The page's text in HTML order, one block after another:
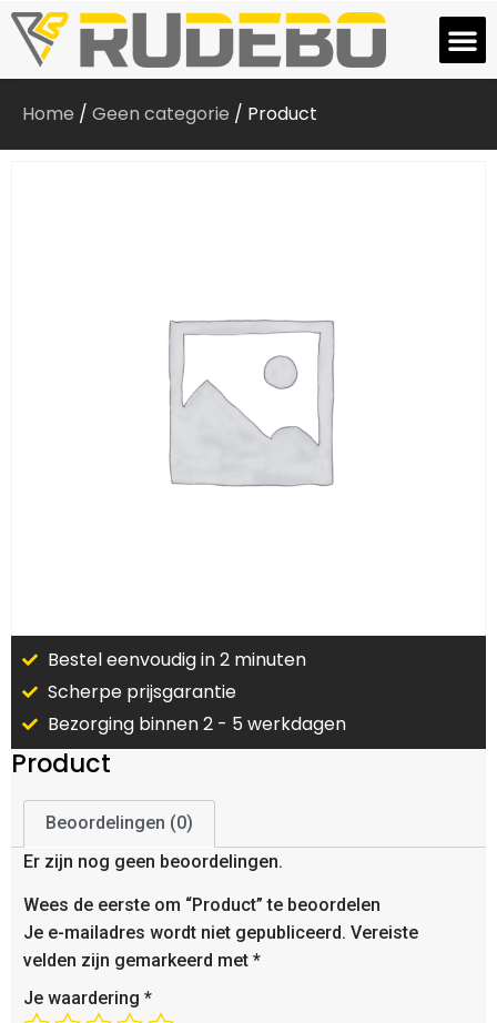
Home / Geen categorie / Product
Bestel eenvoudig in 2 minuten
Scherpe prijsgarantie
Bezorging binnen 2 - 5 werkdagen
Product
Beoordelingen (0)
Er zijn nog geen beoordelingen.
Wees de eerste om “Product” te beoordelen
Je e-mailadres wordt niet gepubliceerd. Vereiste
velden zijn gemarkeerd met *
Je waardering *